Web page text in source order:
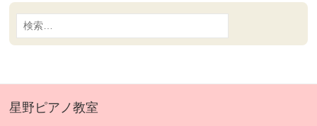
検
索:
星野ピアノ教室